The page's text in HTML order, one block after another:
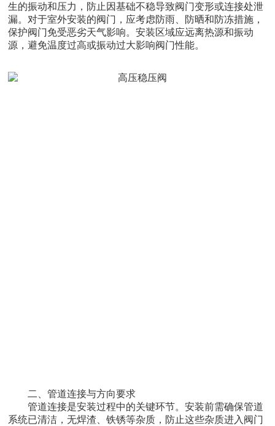
生的振动和压力，防止因基础不稳导致阀门变形或连接处泄
漏。对于室外安装的阀门，应考虑防雨、防晒和防冻措施，
保护阀门免受恶劣天气影响。安装区域应远离热源和振动
源，避免温度过高或振动过大影响阀门性能。
二、管道连接与方向要求
管道连接是安装过程中的关键环节。安装前需确保管道
系统已清洁，无焊渣、铁锈等杂质，防止这些杂质进入阀门